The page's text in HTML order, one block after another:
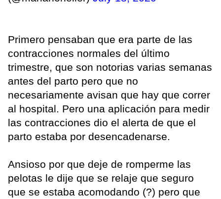
Primero pensaban que era parte de las
contracciones normales del último
trimestre, que son notorias varias semanas
antes del parto pero que no
necesariamente avisan que hay que correr
al hospital. Pero una aplicación para medir
las contracciones dio el alerta de que el
parto estaba por desencadenarse.
Ansioso por que deje de romperme las
pelotas le dije que se relaje que seguro
que se estaba acomodando (?) pero que